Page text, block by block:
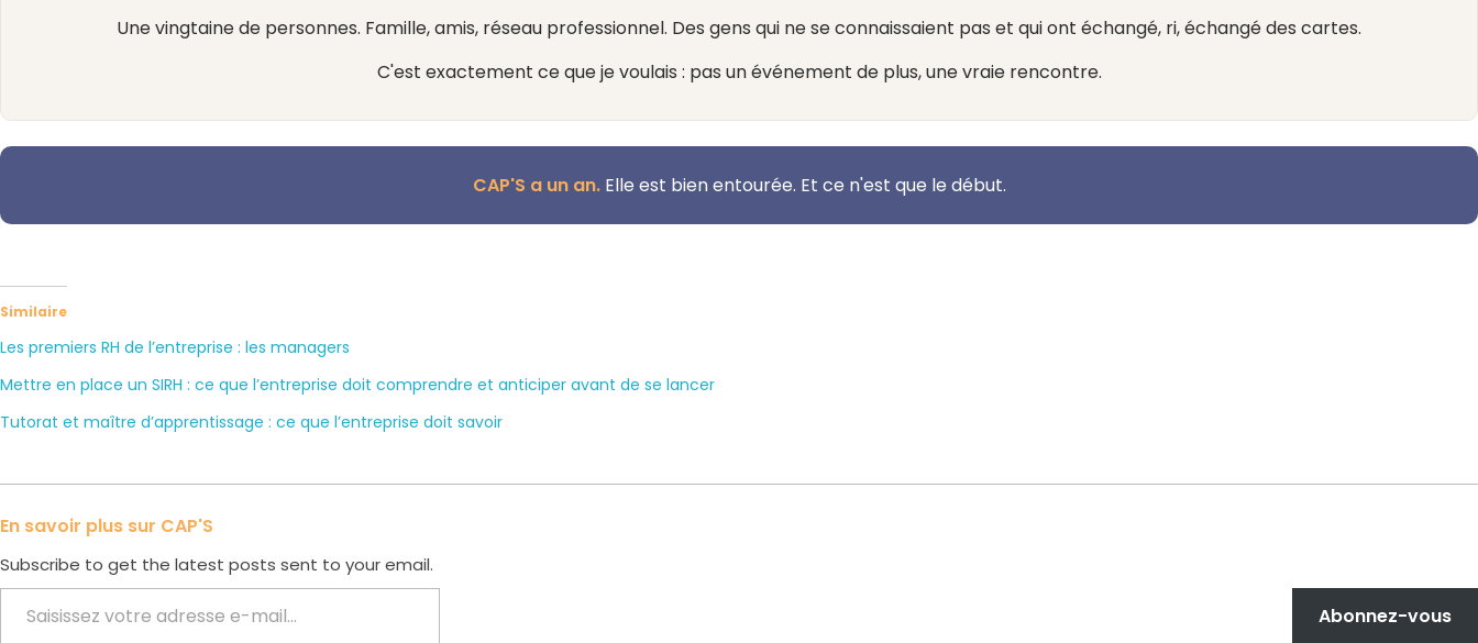
Une vingtaine de personnes. Famille, amis, réseau professionnel. Des gens qui ne se connaissaient pas et qui ont échangé, ri, échangé des cartes.
C'est exactement ce que je voulais : pas un événement de plus, une vraie rencontre.
CAP'S a un an.Elle est bien entourée. Et ce n'est que le début.
Similaire
Les premiers RH de l’entreprise : les managers
Mettre en place un SIRH : ce que l’entreprise doit comprendre et anticiper avant de se lancer
Tutorat et maître d’apprentissage : ce que l’entreprise doit savoir
En savoir plus sur CAP'S
Subscribe to get the latest posts sent to your email.
Abonnez-vous